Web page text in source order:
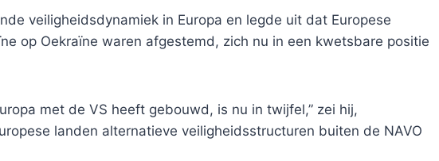
veiligheidsdynamiek in Europa en legde uit dat Europese
op Oekraïne waren afgestemd, zich nu in een kwetsbare positie
met de VS heeft gebouwd, is nu in twijfel,” zei hij,
landen alternatieve veiligheidsstructuren buiten de NAVO